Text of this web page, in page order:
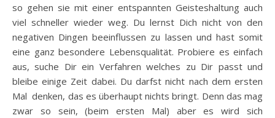
so gehen sie mit einer entspannten Geisteshaltung auch
viel schneller wieder weg. Du lernst Dich nicht von den
negativen Dingen beeinflussen zu lassen und hast somit
eine ganz besondere Lebensqualität. Probiere es einfach
aus, suche Dir ein Verfahren welches zu Dir passt und
bleibe einige Zeit dabei. Du darfst nicht nach dem ersten
Mal denken, das es überhaupt nichts bringt. Denn das mag
zwar so sein, (beim ersten Mal) aber es wird sich